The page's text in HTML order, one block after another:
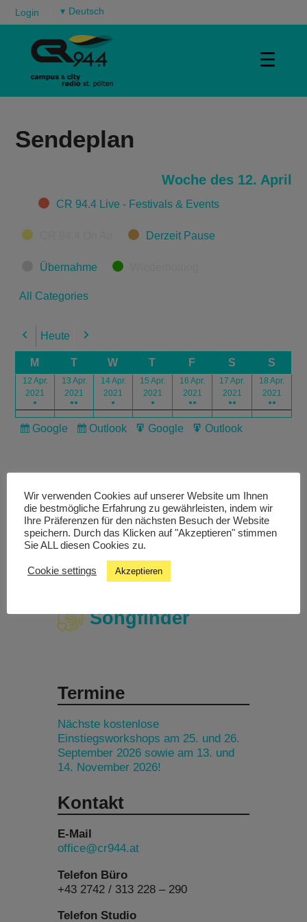
Login ▾
☰
Sendeplan
Woche des 12. April
CategoriesCR 94.4 Live - Festivals & Events
Derzeit Pause
Übernahme
All Categories
Previous
Heute Next
M T W T F S S
12 Apr.
2021
●
13 Apr.
2021
●●
14 Apr.
2021
●
15 Apr.
2021
●
16 Apr.
2021
●●
17 Apr.
2021
●●
18 Apr.
2021
●●
Subscribe
Google
Subscribe
Outlook
Export
Google
Export
Outlook
Livestream
Studiochat
Songfinder
Termine
Nächste kostenlose
Einstiegsworkshops am 25. und 26.
September 2026 sowie am 13. und
14. November 2026!
Kontakt
E-Mail
office@cr944.at
Telefon Büro
+43 2742 / 313 228 – 290
Telefon Studio
Wir verwenden Cookies auf unserer Website um Ihnen
die bestmögliche Erfahrung zu gewährleisten, indem wir
Ihre Präferenzen für den nächsten Besuch der Website
speichern. Durch das Klicken auf "Akzeptieren" stimmen
Sie ALL diesen Cookies zu.
Cookie settings Akzeptieren